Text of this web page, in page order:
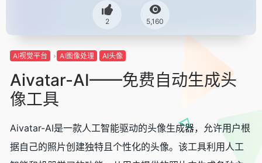
2 5,160
AI视觉平台 AI图像处理 AI头像
Aivatar-AI——免费自动生成头
像工具
Aivatar-AI是一款人工智能驱动的头像生成器，允许用户根
据自己的照片创建独特且个性化的头像。该工具利用人工